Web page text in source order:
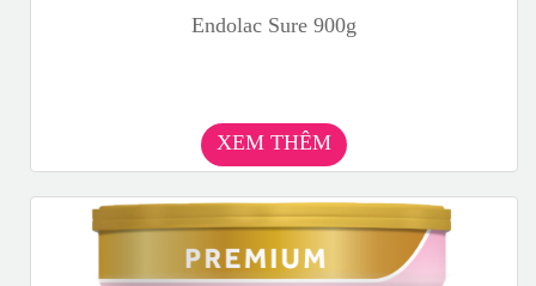
Endolac Sure 900g
XEM THÊM